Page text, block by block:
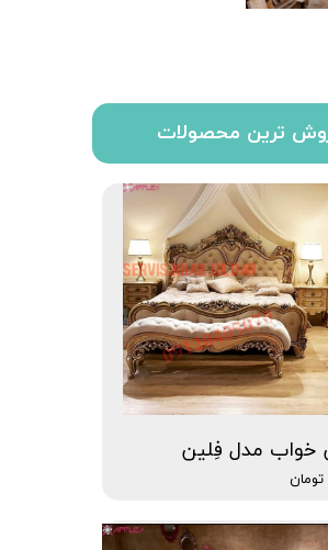
مدل فِلین
ترین محصولات